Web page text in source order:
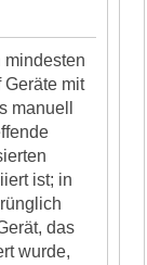
mindesten
Geräte mit
manuell
ist; in
das
wurde,